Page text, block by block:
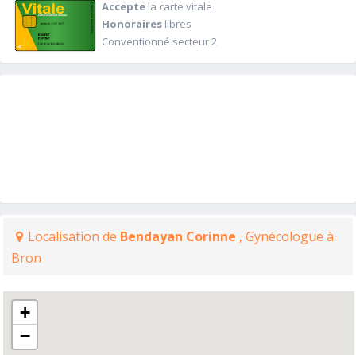
Acceptela carte vitale
Honoraireslibres
Conventionné secteur 2
Localisation de Bendayan Corinne , Gynécologue à
Bron
+
−